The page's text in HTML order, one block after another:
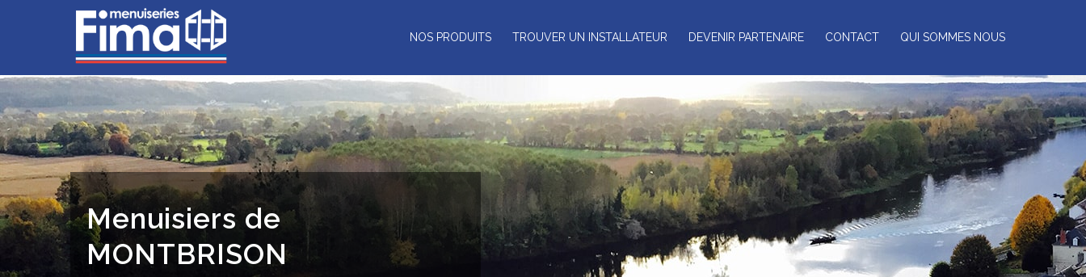
NOS PRODUITS TROUVER UN INSTALLATEUR DEVENIR PARTENAIRE CONTACT QUI SOMMES NOUS
Menuisiers de
MONTBRISON